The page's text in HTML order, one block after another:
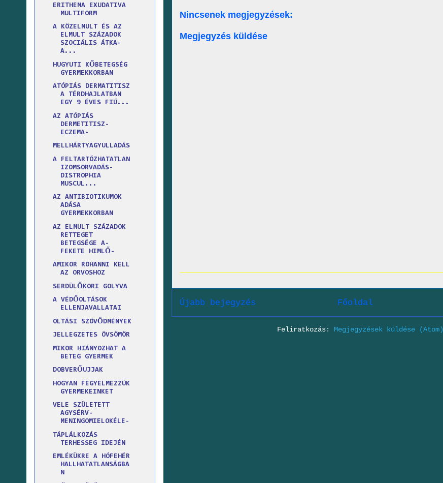
Nincsenek megjegyzések:
Megjegyzés küldése
Újabb bejegyzés Főoldal
Feliratkozás: Megjegyzések küldése (Atom)
ERITHEMA EXUDATIVA
MULTIFORM
A KÖZELMULT ÉS AZ
ELMULT SZÁZADOK
SZOCIÁLIS ÁTKA-
A...
HUGYUTI KŐBETEGSÉG
GYERMEKKORBAN
ATÓPIÁS DERMATITISZ
A TÉRDHAJLATBAN
EGY 9 ÉVES FIÚ...
AZ ATÓPIÁS
DERMETITISZ-
ECZEMA-
MELLHÁRTYAGYULLADÁS
A FELTARTÓZHATATLAN
IZOMSORVADÁS-
DISTROPHIA
MUSCUL...
AZ ANTIBIOTIKUMOK
ADÁSA
GYERMEKKORBAN
AZ ELMULT SZÁZADOK
RETTEGET
BETEGSÉGE A-
FEKETE HIMLŐ-
AMIKOR ROHANNI KELL
AZ ORVOSHOZ
SERDÜLŐKORI GOLYVA
A VÉDŐOLTÁSOK
ELLENJAVALLATAI
OLTÁSI SZÖVŐDMÉNYEK
JELLEGZETES ÖVSÖMÖR
MIKOR HIÁNYOZHAT A
BETEG GYERMEK
DOBVERŐUJJAK
HOGYAN FEGYELMEZZÜK
GYERMEKEINKET
VELE SZÜLETETT
AGYSÉRV-
MENINGOMIELOKÉLE-
TÁPLÁLKOZÁS
TERHESSEG IDEJÉN
EMLÉKÜKRE A HÓFEHÉR
HALLHATATLANSÁGBA
N